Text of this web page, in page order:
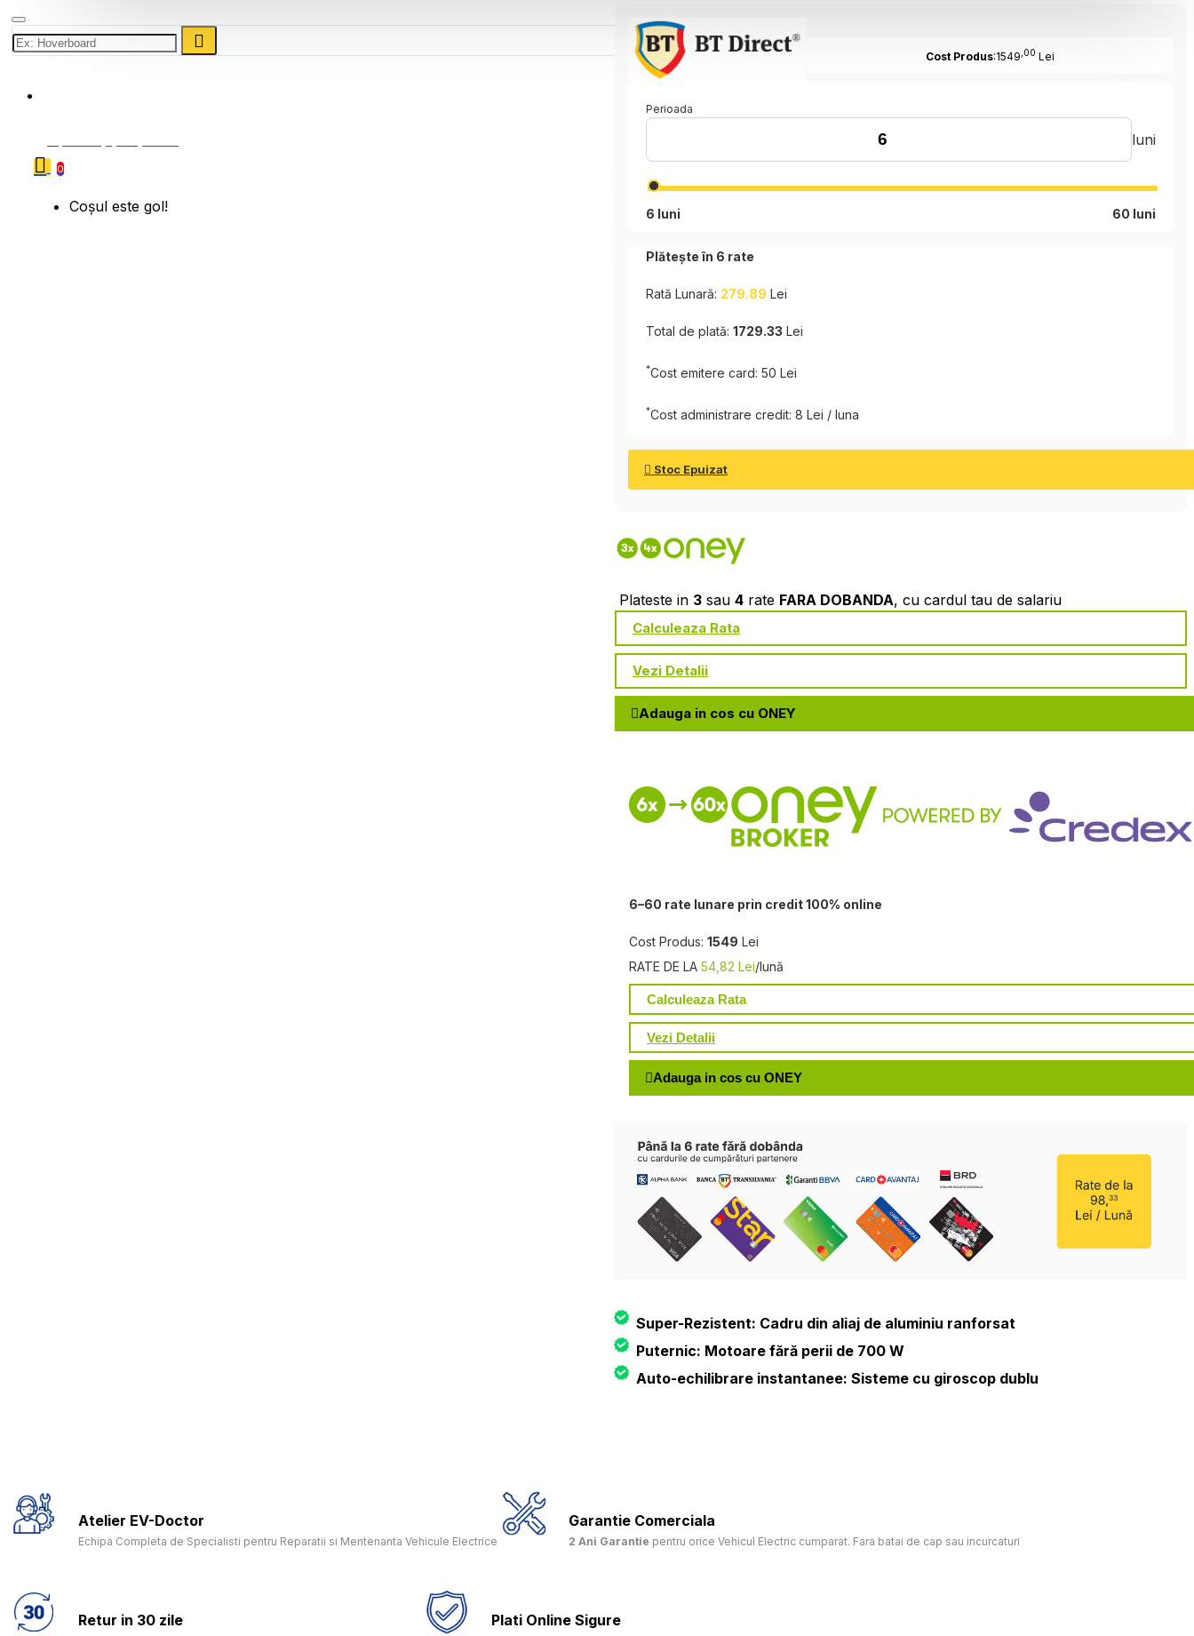
0
Coșul este gol!
Cost Produs:1549 ,00 Lei
Perioada
luni
6 luni 60 luni
Plătește în 6 rate
Rată Lunară: 279.89 Lei
Total de plată: 1729.33 Lei
*Cost emitere card: 50 Lei
*Cost administrare credit: 8 Lei / luna
Stoc Epuizat
Plateste in 3 sau 4 rate FARA DOBANDA, cu cardul tau de salariu
Calculeaza Rata
Vezi Detalii
Adauga in cos cu ONEY
6–60 rate lunare prin credit 100% online
Cost Produs: 1549 Lei
RATE DE LA 54,82 Lei/lună
Calculeaza Rata
Vezi Detalii
Adauga in cos cu ONEY
Super-Rezistent: Cadru din aliaj de aluminiu ranforsat
Puternic: Motoare fără perii de 700 W
Auto-echilibrare instantanee: Sisteme cu giroscop dublu
Atelier EV-Doctor
Echipa Completa de Specialisti pentru Reparatii si Mentenanta Vehicule Electrice
Garantie Comerciala
2 Ani Garantie pentru orice Vehicul Electric cumparat. Fara batai de cap sau incurcaturi
Retur in 30 zile Plati Online Sigure